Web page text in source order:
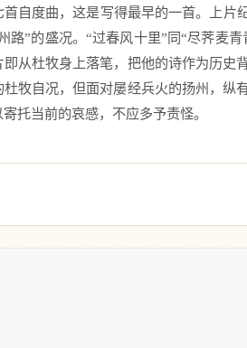
度曲，这是写得最早的一首。上片纪
路”的盛况。“过春风十里”同“尽荠麦
从杜牧身上落笔，把他的诗作为历史
牧自况，但面对屡经兵火的扬州，纵
托当前的哀感，不应多予责怪。